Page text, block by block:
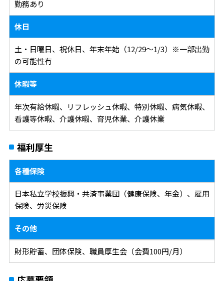
勤務あり
休日
土・日曜日、祝休日、年末年始（12/29～1/3）※一部出勤
の可能性有
休暇等
年次有給休暇、リフレッシュ休暇、特別休暇、病気休暇、
看護等休暇、介護休暇、育児休業、介護休業
福利厚生
各種保険
日本私立学校振興・共済事業団（健康保険、年金）、雇用
保険、労災保険
その他
財形貯蓄、団体保険、職員厚生会（会費100円/月）